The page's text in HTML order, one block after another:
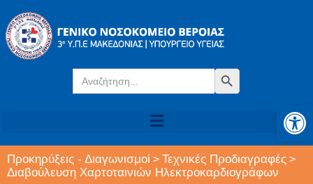
Search
for:
Search Button
Προκηρύξεις - Διαγωνισμοί > Τεχνικές Προδιαγραφές >
Διαβούλευση Χαρτοταινιών Ηλεκτροκαρδιογράφων